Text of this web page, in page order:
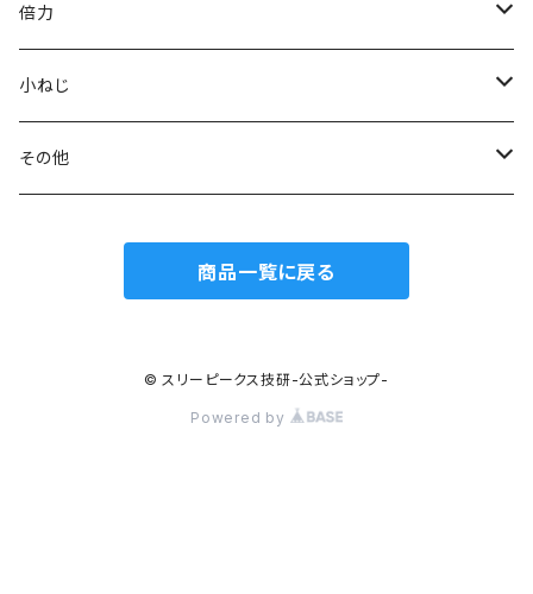
模型プロ ニッパ
ミニマイクロニッパ
マイクロニッパ
ワイヤークラフトニッパ
スリムプラスチックニッパ
斜プラスチックニッパ
エッジプラスチックニッパ
ステンレス、板タイププラスチックニッパ
刃面フラット（平面）
ニードルノーズプライヤー
リードペンチ
ステンレス製ラジオペンチ
万能ラジオペンチ
ワイヤークラフトペンチ
エッジニッパ
ニードルノーズプライヤー
ミニリードペンチ
チェーンノーズプライヤー
プラスチックニッパ
ラジオペンチ
リードペンチ
電工Fペンチ
ケーブルカッター
ワイヤーカッター
倍力
グリーンシリーズ
ジュエリーカッター
小ねじ
トラスねじバイス
小ねじプライヤー
その他
カートリッジレンチ
商品一覧に戻る
© スリーピークス技研-公式ショップ-
Powered by